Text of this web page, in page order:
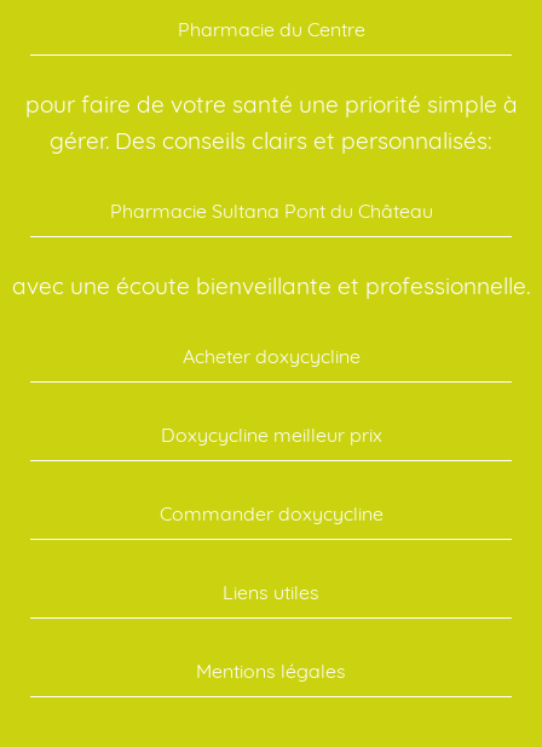
Pharmacie du Centre
pour faire de votre santé une priorité simple à
gérer. Des conseils clairs et personnalisés:
Pharmacie Sultana Pont du Château
avec une écoute bienveillante et professionnelle.
Acheter doxycycline
Doxycycline meilleur prix
Commander doxycycline
Liens utiles
Mentions légales